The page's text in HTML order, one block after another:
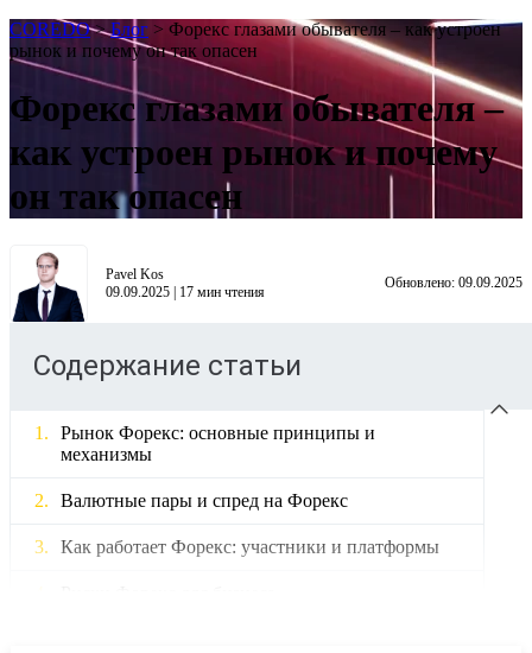
COREDO>Блог > Форекс глазами обывателя – как устроен
рынок и почему он так опасен
Форекс глазами обывателя –
как устроен рынок и почему
он так опасен
Pavel Kos
09.09.2025 | 17 мин чтения
Обновлено: 09.09.2025
Содержание статьи
Рынок Форекс: основные принципы и
механизмы
Валютные пары и спред на Форекс
Как работает Форекс: участники и платформы